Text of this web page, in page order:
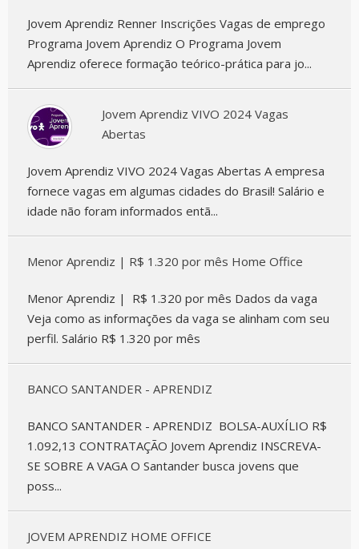
Jovem Aprendiz Renner Inscrições Vagas de emprego
Programa Jovem Aprendiz O Programa Jovem
Aprendiz oferece formação teórico-prática para jo...
Jovem Aprendiz VIVO 2024 Vagas
Abertas
Jovem Aprendiz VIVO 2024 Vagas Abertas A empresa
fornece vagas em algumas cidades do Brasil! Salário e
idade não foram informados entã...
Menor Aprendiz | R$ 1.320 por mês Home Office
Menor Aprendiz | R$ 1.320 por mês Dados da vaga
Veja como as informações da vaga se alinham com seu
perfil. Salário R$ 1.320 por mês
BANCO SANTANDER - APRENDIZ
BANCO SANTANDER - APRENDIZ BOLSA-AUXÍLIO R$
1.092,13 CONTRATAÇÃO Jovem Aprendiz INSCREVA-
SE SOBRE A VAGA O Santander busca jovens que
poss...
JOVEM APRENDIZ HOME OFFICE